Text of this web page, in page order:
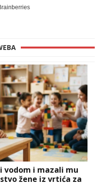
vodom i mazali mu
žene iz vrtića za